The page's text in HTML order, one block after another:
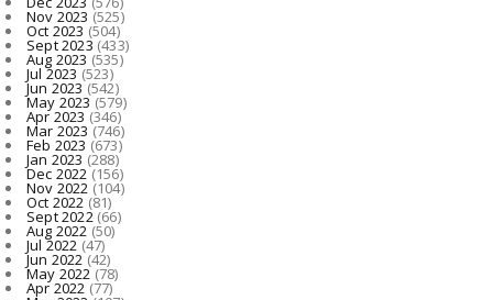
Nov 2023 (525)
Oct 2023 (504)
Sept 2023 (433)
Aug 2023 (535)
Jul 2023 (523)
Jun 2023(542)
May 2023(579)
Apr 2023 (346)
Mar 2023 (746)
Feb 2023 (673)
Jan 2023 (288)
Dec 2022(156)
Nov 2022 (104)
Oct 2022 (81)
Sept 2022(66)
Aug 2022 (50)
Jul 2022 (47)
Jun 2022(42)
May 2022(78)
Apr 2022 (77)